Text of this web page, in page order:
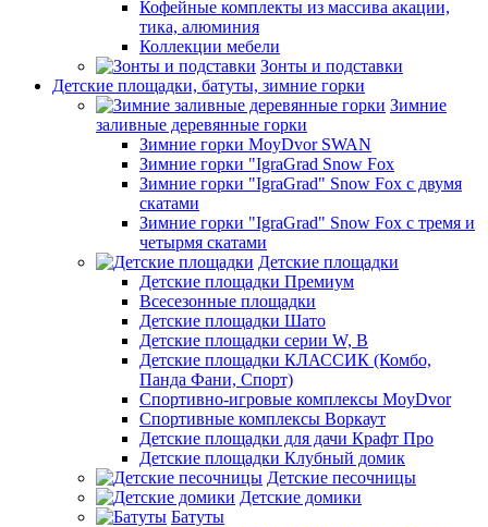
Кофейные комплекты из массива акации,
тика, алюминия
Коллекции мебели
Зонты и подставки
Детские площадки, батуты, зимние горки
Зимние
заливные деревянные горки
Зимние горки MoyDvor SWAN
Зимние горки "IgraGrad Snow Fox
Зимние горки "IgraGrad" Snow Fox с двумя
скатами
Зимние горки "IgraGrad" Snow Fox с тремя и
четырмя скатами
Детские площадки
Детские площадки Премиум
Всесезонные площадки
Детские площадки Шато
Детские площадки серии W, В
Детские площадки КЛАССИК (Комбо,
Панда Фани, Спорт)
Спортивно-игровые комплексы MoyDvor
Спортивные комплексы Воркаут
Детские площадки для дачи Крафт Про
Детские площадки Клубный домик
Детские песочницы
Детские домики
Батуты